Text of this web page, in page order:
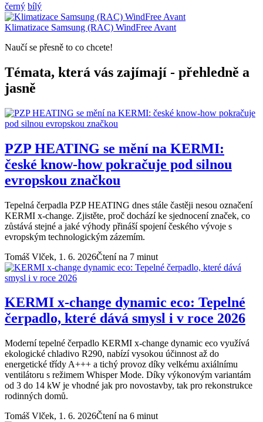
černý bílý
Klimatizace Samsung (RAC) WindFree Avant
Naučí se přesně to co chcete!
Témata, která vás zajímají - přehledně a
jasně
PZP HEATING se mění na KERMI:
české know-how pokračuje pod silnou
evropskou značkou
Tepelná čerpadla PZP HEATING dnes stále častěji nesou označení
KERMI x-change. Zjistěte, proč dochází ke sjednocení značek, co
zůstává stejné a jaké výhody přináší spojení českého vývoje s
evropským technologickým zázemím.
Tomáš Vlček, 1. 6. 2026Čtení na 7 minut
KERMI x-change dynamic eco: Tepelné
čerpadlo, které dává smysl i v roce 2026
Moderní tepelné čerpadlo KERMI x-change dynamic eco využívá
ekologické chladivo R290, nabízí vysokou účinnost až do
energetické třídy A+++ a tichý provoz díky velkému axiálnímu
ventilátoru s režimem Whisper Mode. Díky výkonovým variantám
od 3 do 14 kW je vhodné jak pro novostavby, tak pro rekonstrukce
rodinných domů.
Tomáš Vlček, 1. 6. 2026Čtení na 6 minut